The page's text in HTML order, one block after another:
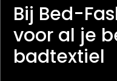
Bij Bed-
voor al je
badtextiel